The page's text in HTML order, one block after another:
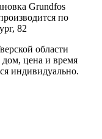
Grundfos
по
82
области
дом, цена и время
индивидуально.